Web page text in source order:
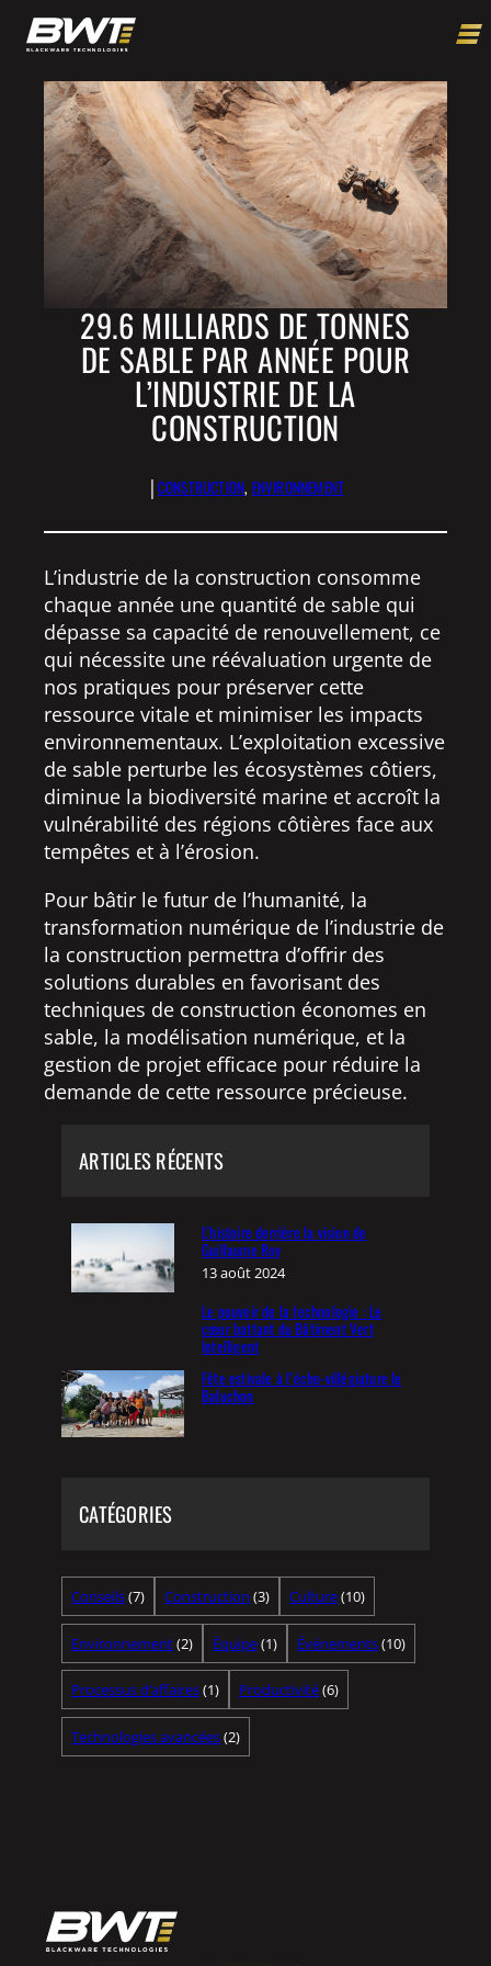
29.6 MILLIARDS DE TONNES
DE SABLE PAR ANNÉE POUR
L’INDUSTRIE DE LA
CONSTRUCTION
| CONSTRUCTION, ENVIRONNEMENT
L’industrie de la construction consomme
chaque année une quantité de sable qui
dépasse sa capacité de renouvellement, ce
qui nécessite une réévaluation urgente de
nos pratiques pour préserver cette
ressource vitale et minimiser les impacts
environnementaux. L’exploitation excessive
de sable perturbe les écosystèmes côtiers,
diminue la biodiversité marine et accroît la
vulnérabilité des régions côtières face aux
tempêtes et à l’érosion.
Pour bâtir le futur de l’humanité, la
transformation numérique de l’industrie de
la construction permettra d’offrir des
solutions durables en favorisant des
techniques de construction économes en
sable, la modélisation numérique, et la
gestion de projet efficace pour réduire la
demande de cette ressource précieuse.
ARTICLES RÉCENTS
L’histoire derrière la vision de
Guillaume Roy
13 août 2024
Le pouvoir de la technologie : Le
cœur battant du Bâtiment Vert
Intelligent
Fête estivale à l’écho-villégiature le
Baluchon
CATÉGORIES
Conseils(7) Construction (3) Culture(10)
Environnement(2) Équipe(1) Événements(10)
Processus d’affaires(1) Productivité(6)
Technologies avancées(2)